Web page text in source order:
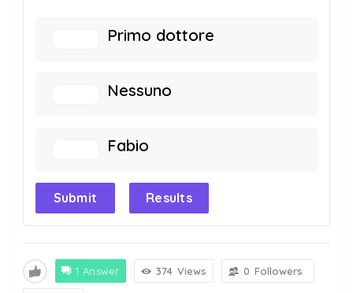
Primo dottore
Nessuno
Fabio
Submit Results
1 Answer 374 Views 0 Followers